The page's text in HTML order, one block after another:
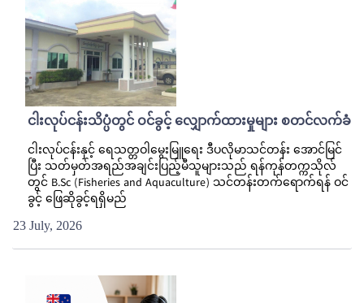
ငါးလုပ်ငန်းသိပ္ပံတွင် ဝင်ခွင့် လျှောက်ထားမှုများ စတင်လက်ခံ
ငါးလုပ်ငန်းနှင့် ရေသတ္တဝါမွေးမြူရေး ဒီပလိုမာသင်တန်း အောင်မြင်
ပြီး သတ်မှတ်အရည်အချင်းပြည့်မီသူများသည် ရန်ကုန်တက္ကသိုလ်
တွင် B.Sc (Fisheries and Aquaculture) သင်တန်းတက်ရောက်ရန် ဝင်
ခွင့် ဖြေဆိုခွင့်ရရှိမည်
23 July, 2026